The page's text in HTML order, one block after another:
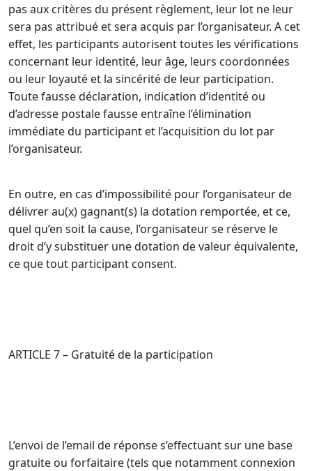
pas aux critères du présent règlement, leur lot ne leur
sera pas attribué et sera acquis par l’organisateur. A cet
effet, les participants autorisent toutes les vérifications
concernant leur identité, leur âge, leurs coordonnées
ou leur loyauté et la sincérité de leur participation.
Toute fausse déclaration, indication d’identité ou
d’adresse postale fausse entraîne l’élimination
immédiate du participant et l’acquisition du lot par
l’organisateur.
En outre, en cas d’impossibilité pour l’organisateur de
délivrer au(x) gagnant(s) la dotation remportée, et ce,
quel qu’en soit la cause, l’organisateur se réserve le
droit d’y substituer une dotation de valeur équivalente,
ce que tout participant consent.
ARTICLE 7 – Gratuité de la participation
L’envoi de l’email de réponse s’effectuant sur une base
gratuite ou forfaitaire (tels que notamment connexion